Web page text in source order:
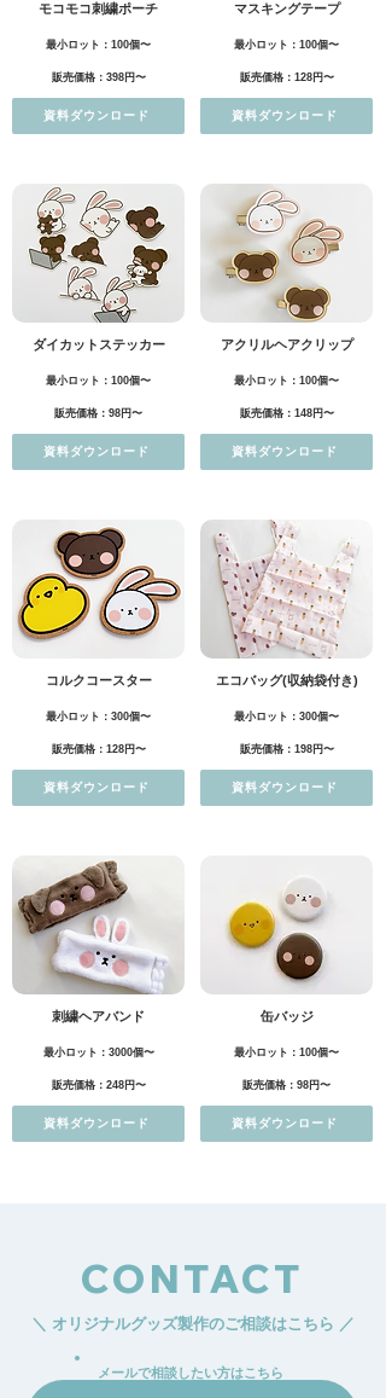
モコモコ刺繍ポーチ
最小ロット：100個〜
販売価格：398円〜
資料ダウンロード
ダイカットステッカー
最小ロット：100個〜
販売価格：98円〜
資料ダウンロード
コルクコースター
最小ロット：300個〜
販売価格：128円〜
資料ダウンロード
刺繍ヘアバンド
最小ロット：3000個〜
販売価格：248円〜
資料ダウンロード
マスキングテープ
最小ロット：100個〜
販売価格：128円〜
資料ダウンロード
アクリルヘアクリップ
最小ロット：100個〜
販売価格：148円〜
資料ダウンロード
エコバッグ(収納袋付き)
最小ロット：300個〜
販売価格：198円〜
資料ダウンロード
缶バッジ
最小ロット：100個〜
販売価格：98円〜
資料ダウンロード
CONTACT
＼ オリジナルグッズ製作のご相談はこちら ／
メールで相談したい方はこちら